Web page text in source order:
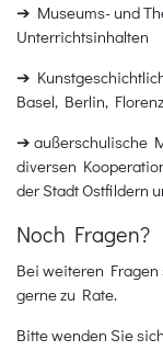
➔ Museums- und
Unterrichtsinhalten
➔
Basel, Berlin,
➔ außerschulische
diversen
der Stadt Ostfildern
Noch Fragen?
Bei weiteren
gerne zu Rate.
Bitte wenden Sie